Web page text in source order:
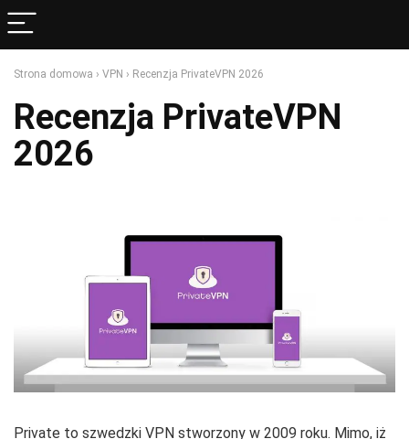
Strona domowa › VPN › Recenzja PrivateVPN 2026
Recenzja PrivateVPN
2026
Private to szwedzki VPN stworzony w 2009 roku. Mimo, iż